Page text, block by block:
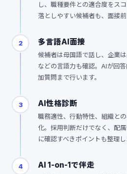
し、職種要件との適合度をス
落としやすい候補者も、面接前
2 多言語AI面接
候補者は母国語で話し、企業
などの言語力も確認。AIが回
加質問まで行います。
3 AI性格診断
職務適性、行動特性、組織と
化。採用判断だけでなく、配
に確認すべきポイントも整理し
4 AI 1-on-1で伴走